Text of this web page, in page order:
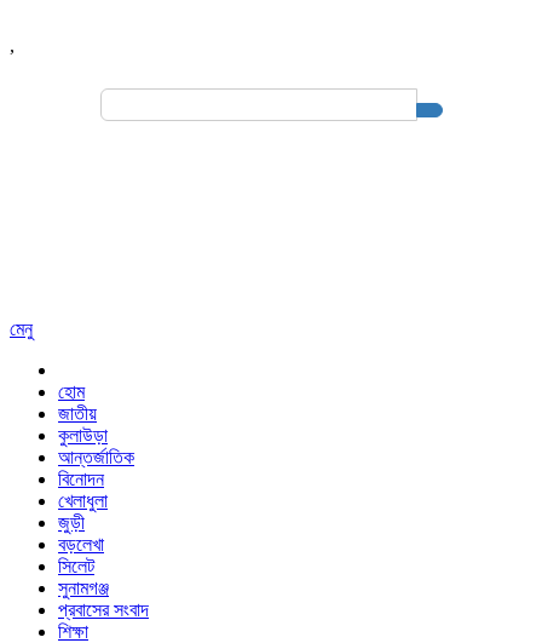
,
Search
মেনু
হোম
জাতীয়
কুলাউড়া
আন্তর্জাতিক
বিনোদন
খেলাধুলা
জুড়ী
বড়লেখা
সিলেট
সুনামগঞ্জ
প্রবাসের সংবাদ
শিক্ষা